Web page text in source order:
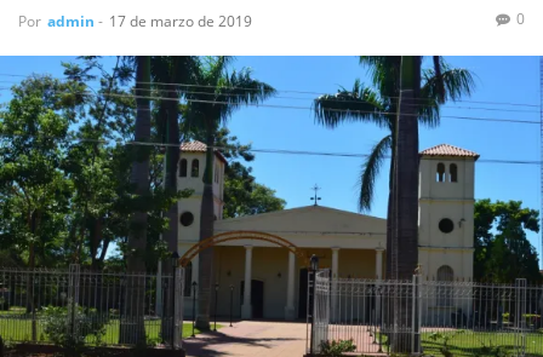
Por admin - 17 de marzo de 2019 0